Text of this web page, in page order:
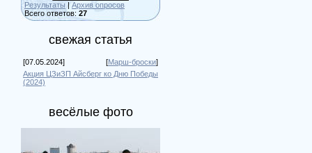
Результаты | Архив опросов
Всего ответов: 27
свежая статья
[07.05.2024] [Марш-броски]
Акция ЦЗиЗП Айсберг ко Дню Победы
(2024)
весёлые фото